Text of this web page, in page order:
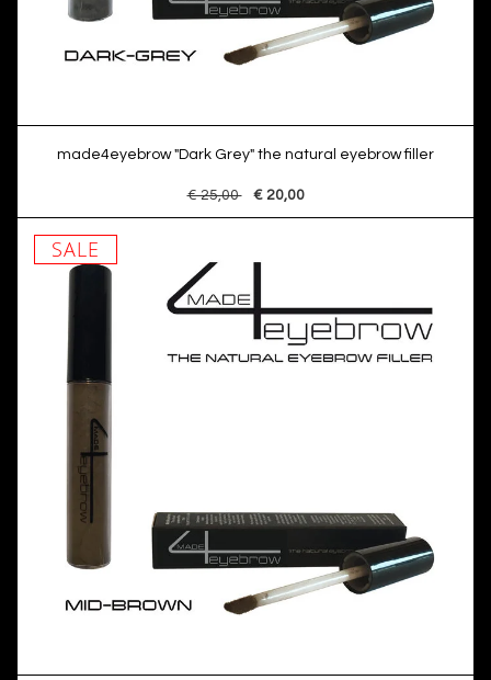
made4eyebrow "Dark Grey" the natural eyebrow filler
€ 25,00 € 20,00
SALE